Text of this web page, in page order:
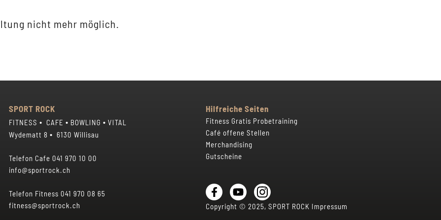
nicht mehr möglich.
SPORT ROCK
FITNESS• CAFE• BOWLING• VITAL
Wydematt 8• 6130 Willisau
Telefon Cafe 041 970 10 00
info@sportrock.ch
Telefon Fitness 041 970 08 65
fitness@sportrock.ch
Hilfreiche Seiten
Fitness Gratis Probetraining
Café offene Stellen
Merchandising
Gutscheine
Copyright © 2025, SPORT ROCK Impressum